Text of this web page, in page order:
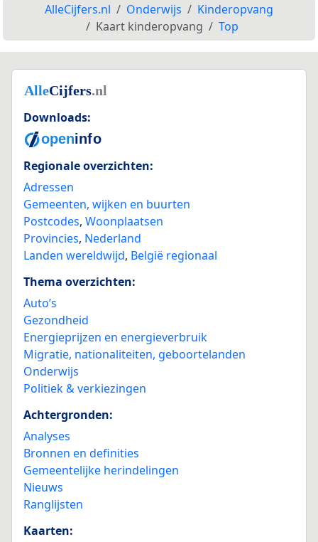
AlleCijfers.nl Onderwijs
Kinderopvang
Kaart kinderopvang
Top
Downloads:
Regionale overzichten:
Adressen
Gemeenten, wijken en buurten
Postcodes, Woonplaatsen
Provincies, Nederland
Landen wereldwijd, België regionaal
Thema overzichten:
Auto’s
Gezondheid
Energieprijzen en energieverbruik
Migratie, nationaliteiten, geboortelanden
Onderwijs
Politiek & verkiezingen
Achtergronden:
Analyses
Bronnen en definities
Gemeentelijke herindelingen
Nieuws
Ranglijsten
Kaarten: